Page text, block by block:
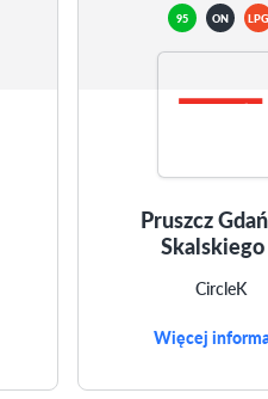
95 ON LPG
Pruszcz
CircleK
Więcej